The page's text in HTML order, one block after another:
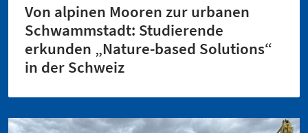
Von alpinen Mooren zur urbanen
Schwammstadt: Studierende
erkunden „Nature-based Solutions“
in der Schweiz